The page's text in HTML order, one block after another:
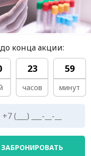
до конца акции:
23 59
часов минут
ЗАБРОНИРОВАТЬ